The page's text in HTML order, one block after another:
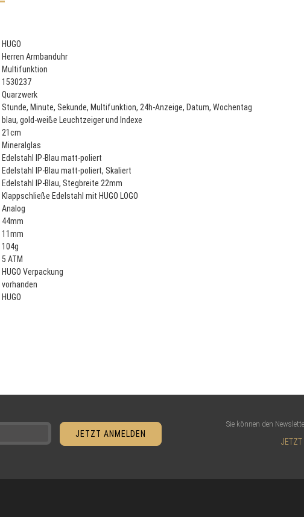
HUGO
Herren Armbanduhr
Multifunktion
1530237
Quarzwerk
Stunde, Minute, Sekunde, Multifunktion, 24h-Anzeige, Datum, Wochentag
blau, gold-weiße Leuchtzeiger und Indexe
21cm
Mineralglas
Edelstahl IP-Blau matt-poliert
Edelstahl
IP-Blau matt-poliert, Skaliert
Edelstahl IP-Blau, Stegbreite 22mm
Klappschließe Edelstahl mit HUGO LOGO
Analog
44mm
11mm
104g
5 ATM
HUGO Verpackung
vorhanden
HUGO
Sie können den
JETZT